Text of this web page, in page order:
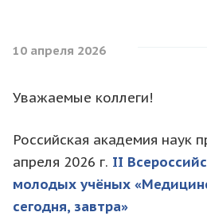
10 апреля 2026
Уважаемые коллеги!
Российская академия наук
апреля 2026 г. II
молодых учёных
сегодня, завтра»